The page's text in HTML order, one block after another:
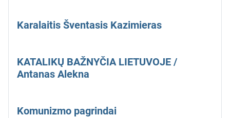
Karalaitis Šventasis Kazimieras
KATALIKŲ BAŽNYČIA LIETUVOJE /
Antanas Alekna
Komunizmo pagrindai